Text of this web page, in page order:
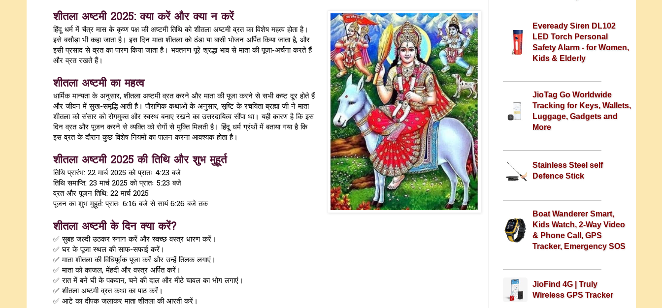
शीतला अष्टमी 2025: क्या करें और क्या न करें
हिंदू धर्म में चैत्र मास के कृष्ण पक्ष की अष्टमी तिथि को शीतला अष्टमी व्रत का विशेष महत्व होता है।
इसे बसौड़ा भी कहा जाता है। इस दिन माता शीतला को ठंडा या बासी भोजन अर्पित किया जाता है, और
इसी प्रसाद से व्रत का पारण किया जाता है। भक्तगण पूरे श्रद्धा भाव से माता की पूजा-अर्चना करते हैं
और व्रत रखते हैं।
शीतला अष्टमी का महत्व
धार्मिक मान्यता के अनुसार, शीतला अष्टमी व्रत करने और माता की पूजा करने से सभी कष्ट दूर होते हैं
और जीवन में सुख-समृद्धि आती है। पौराणिक कथाओं के अनुसार, सृष्टि के रचयिता ब्रह्मा जी ने माता
शीतला को संसार को रोगमुक्त और स्वस्थ बनाए रखने का उत्तरदायित्व सौंपा था। यही कारण है कि इस
दिन व्रत और पूजन करने से व्यक्ति को रोगों से मुक्ति मिलती है। हिंदू धर्म ग्रंथों में बताया गया है कि
इस व्रत के दौरान कुछ विशेष नियमों का पालन करना आवश्यक होता है।
शीतला अष्टमी 2025 की तिथि और शुभ मुहूर्त
तिथि प्रारंभ: 22 मार्च 2025 को प्रातः 4:23 बजे
तिथि समाप्ति: 23 मार्च 2025 को प्रातः 5:23 बजे
व्रत और पूजन तिथि: 22 मार्च 2025
पूजन का शुभ मुहूर्त: प्रातः 6:16 बजे से सायं 6:26 बजे तक
शीतला अष्टमी के दिन क्या करें?
✅ सुबह जल्दी उठकर स्नान करें और स्वच्छ वस्त्र धारण करें।
✅ घर के पूजा स्थल की साफ-सफाई करें।
✅ माता शीतला की विधिपूर्वक पूजा करें और उन्हें तिलक लगाएं।
✅ माता को काजल, मेंहदी और वस्त्र अर्पित करें।
✅ रात में बने घी के पकवान, चने की दाल और मीठे चावल का भोग लगाएं।
✅ शीतला अष्टमी व्रत कथा का पाठ करें।
✅ आटे का दीपक जलाकर माता शीतला की आरती करें।
Eveready Siren DL102
LED Torch Personal
Safety Alarm - for Women,
Kids & Elderly
JioTag Go Worldwide
Tracking for Keys, Wallets,
Luggage, Gadgets and
More
Stainless Steel self
Defence Stick
Boat Wanderer Smart,
Kids Watch, 2-Way Video
& Phone Call, GPS
Tracker, Emergency SOS
JioFind 4G | Truly
Wireless GPS Tracker